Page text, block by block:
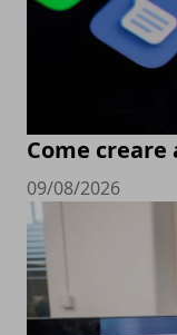
Come
09/08/2026